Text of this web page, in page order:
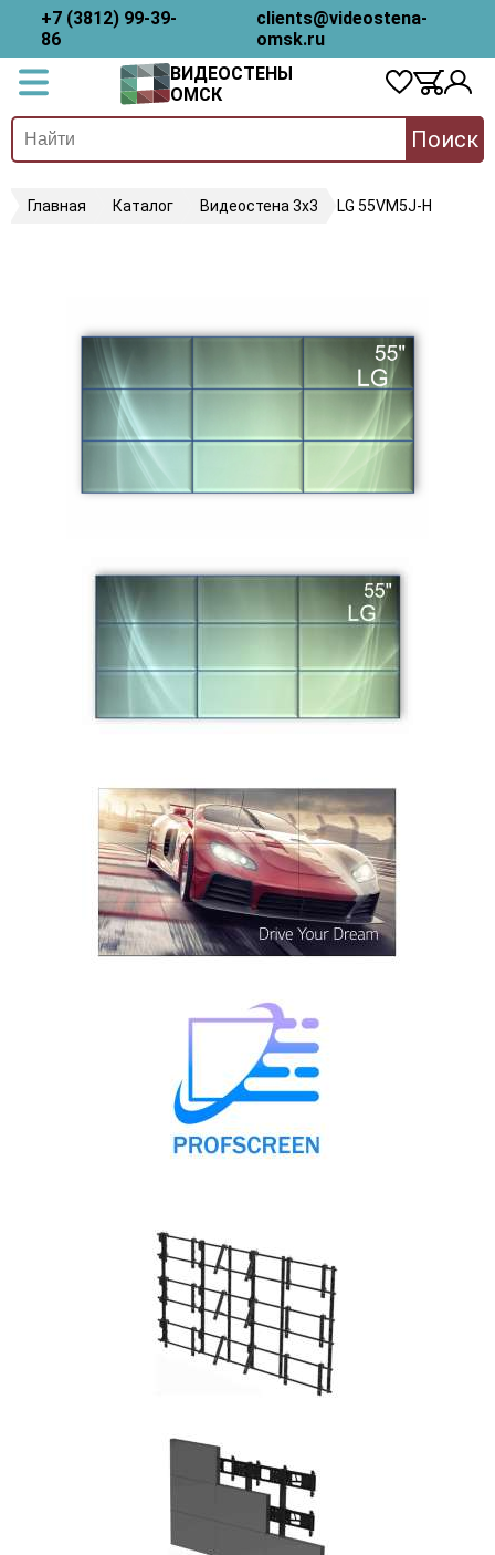
+7 (3812) 99-39-
86
clients@videostena-
omsk.ru
ВИДЕОСТЕНЫ
ОМСК
Поиск
Главная Каталог Видеостена 3х3 LG 55VM5J-H